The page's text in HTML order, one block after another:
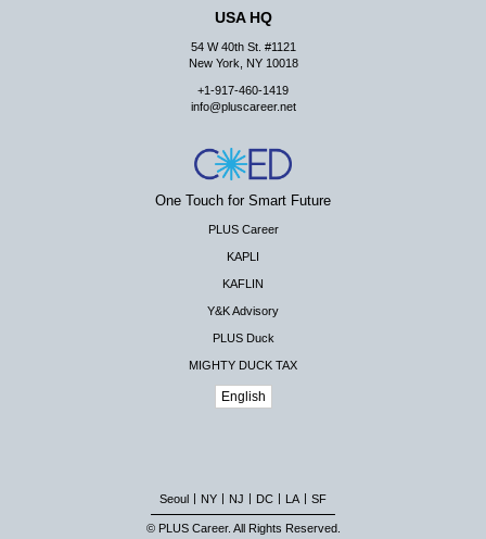
USA HQ
54 W 40th St. #1121
New York, NY 10018
+1-917-460-1419
info@pluscareer.net
One Touch for Smart Future
PLUS Career
KAPLI
KAFLIN
Y&K Advisory
PLUS Duck
MIGHTY DUCK TAX
English
Seoul NY NJ DC LA SF
© PLUS Career. All Rights Reserved.